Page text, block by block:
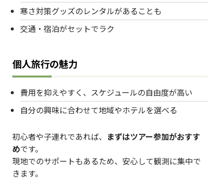
寒さ対策グッズのレンタルがあることも
交通・宿泊がセットでラク
個人旅行の魅力
費用を抑えやすく、スケジュールの自由度が高い
自分の興味に合わせて地域やホテルを選べる
初心者や子連れであれば、 まずはツアー参加がおすす
めです。
現地でのサポートもあるため、安心して観測に集中で
きます。